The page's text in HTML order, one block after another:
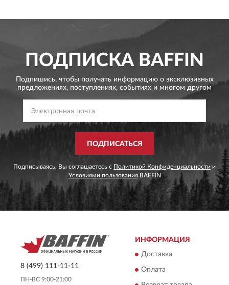
ПОДПИСКАBAFFIN
Подпишись, чтобы получать информацию о эксклюзивных
предложениях, поступлениях, событиях и многом другом
ПОДПИСАТЬСЯ
Подписываясь, Вы соглашаетесь с Политикой Конфиденциальности и
Условиями пользованияBAFFIN
8 (499) 111-11-11
ПН-ВС 9:00-21:00
ИНФОРМАЦИЯ
Доставка
Оплата